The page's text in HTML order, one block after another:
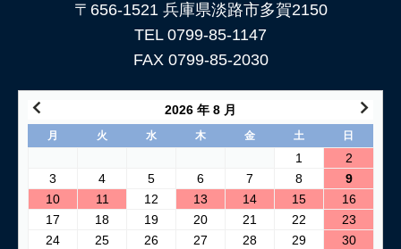
〒656-1521 兵庫県淡路市多賀2150
TEL 0799-85-1147
FAX 0799-85-2030
2026 年 8 月
月 火 水 木 金 土 日
1
2
3
4 5 6 7 8
9
10
11 12 13 14 15
16
17
18 19 20 21 22
23
24
25 26 27 28 29
30